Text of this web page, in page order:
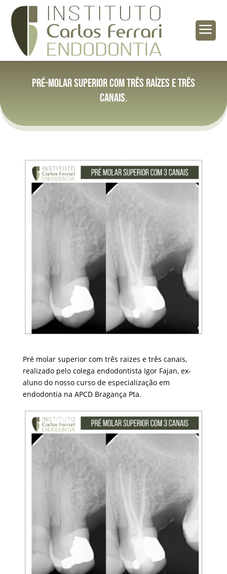
a
Pré-molar superior com três raízes e três
canais.
Pré molar superior com três raizes e três canais,
realizado pelo colega endodontista Igor Fajan, ex-
aluno do nosso curso de especialização em
endodontia na APCD Bragança Pta.